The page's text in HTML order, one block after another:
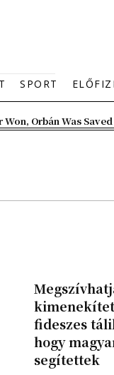
SPORT
Orbán Was Saved
fideszes
hogy
segítettek